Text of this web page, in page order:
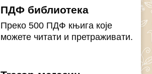
ПДФ библиотека
Преко 500 ПДФ књига које
можете читати и претраживати.